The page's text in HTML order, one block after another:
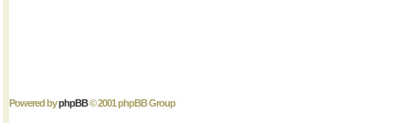
Powered byphpBB© 2001 phpBB Group